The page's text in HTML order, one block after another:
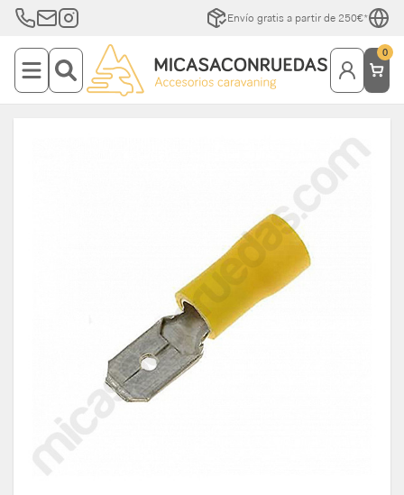
Envío gratis a partir de 250€*
0